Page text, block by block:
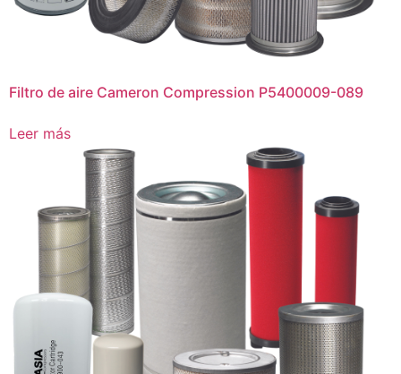
Filtro de aire Cameron Compression P5400009-089
Leer más